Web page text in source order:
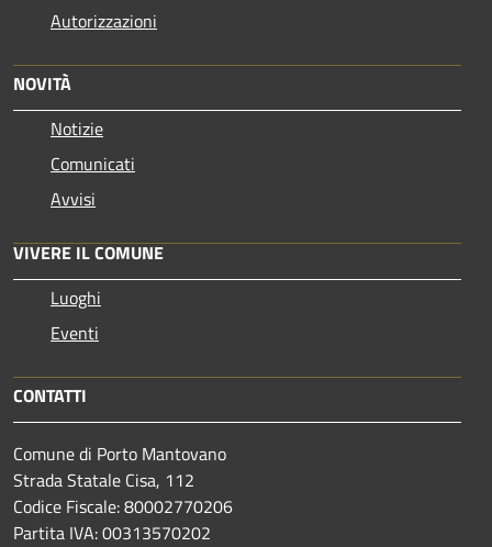
Autorizzazioni
NOVITÀ
Notizie
Comunicati
Avvisi
VIVERE IL COMUNE
Luoghi
Eventi
CONTATTI
Comune di Porto Mantovano
Strada Statale Cisa, 112
Codice Fiscale: 80002770206
Partita IVA: 00313570202